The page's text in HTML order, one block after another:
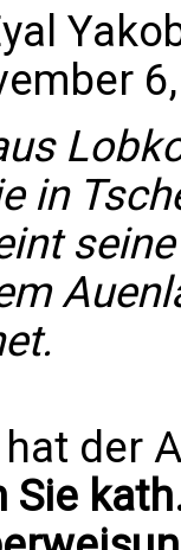
in
hat der
Sie